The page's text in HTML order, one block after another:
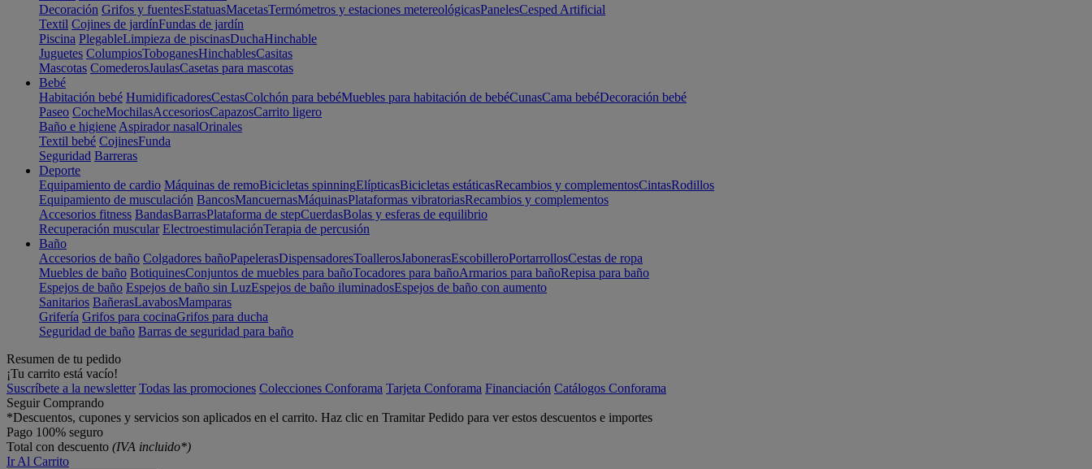
Decoración Grifos y fuentesEstatuasMacetasTermómetros y estaciones metereológicasPanelesCesped Artificial
Textil Cojines de jardínFundas de jardín
Piscina PlegableLimpieza de piscinasDuchaHinchable
Juguetes ColumpiosToboganesHinchablesCasitas
Mascotas ComederosJaulasCasetas para mascotas
Bebé
Habitación bebé HumidificadoresCestasColchón para bebéMuebles para habitación de bebéCunasCama bebéDecoración bebé
Paseo CocheMochilasAccesoriosCapazosCarrito ligero
Baño e higiene Aspirador nasalOrinales
Textil bebé CojinesFunda
Seguridad Barreras
Deporte
Equipamiento de cardio Máquinas de remoBicicletas spinningElípticasBicicletas estáticasRecambios y complementosCintasRodillos
Equipamiento de musculación BancosMancuernasMáquinasPlataformas vibratoriasRecambios y complementos
Accesorios fitness BandasBarrasPlataforma de stepCuerdasBolas y esferas de equilibrio
Recuperación muscular ElectroestimulaciónTerapia de percusión
Baño
Accesorios de baño Colgadores bañoPapelerasDispensadoresToallerosJabonerasEscobilleroPortarrollosCestas de ropa
Muebles de baño BotiquinesConjuntos de muebles para bañoTocadores para bañoArmarios para bañoRepisa para baño
Espejos de baño Espejos de baño sin LuzEspejos de baño iluminadosEspejos de baño con aumento
Sanitarios BañerasLavabosMamparas
Grifería Grifos para cocinaGrifos para ducha
Seguridad de baño Barras de seguridad para baño
Resumen de tu pedido
¡Tu carrito está vacío!
Suscríbete a la newsletter Todas las promociones Colecciones Conforama Tarjeta Conforama Financiación Catálogos Conforama
Seguir Comprando
*Descuentos, cupones y servicios son aplicados en el carrito. Haz clic en Tramitar Pedido para ver estos descuentos e importes
Pago 100% seguro
Total con descuento (IVA incluido*)
Ir Al Carrito